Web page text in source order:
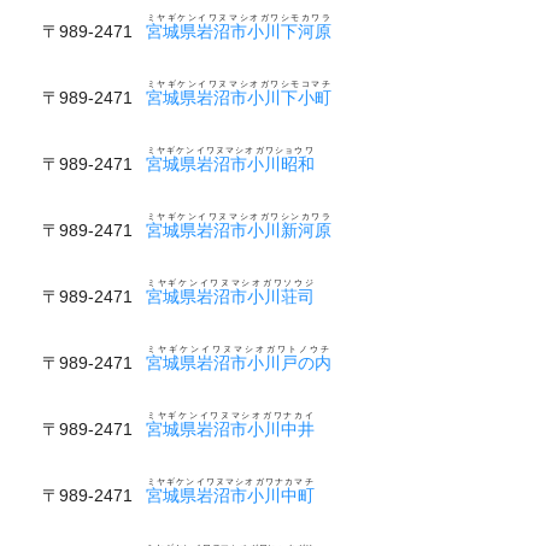
〒989-2471 宮城県岩沼市小川下河原
ミヤギケンイワヌマシオガワシモカワラ
〒989-2471 宮城県岩沼市小川下小町
ミヤギケンイワヌマシオガワシモコマチ
〒989-2471 宮城県岩沼市小川昭和
ミヤギケンイワヌマシオガワショウワ
〒989-2471 宮城県岩沼市小川新河原
ミヤギケンイワヌマシオガワシンカワラ
〒989-2471 宮城県岩沼市小川荘司
ミヤギケンイワヌマシオガワソウジ
〒989-2471 宮城県岩沼市小川戸の内
ミヤギケンイワヌマシオガワトノウチ
〒989-2471 宮城県岩沼市小川中井
ミヤギケンイワヌマシオガワナカイ
〒989-2471 宮城県岩沼市小川中町
ミヤギケンイワヌマシオガワナカマチ